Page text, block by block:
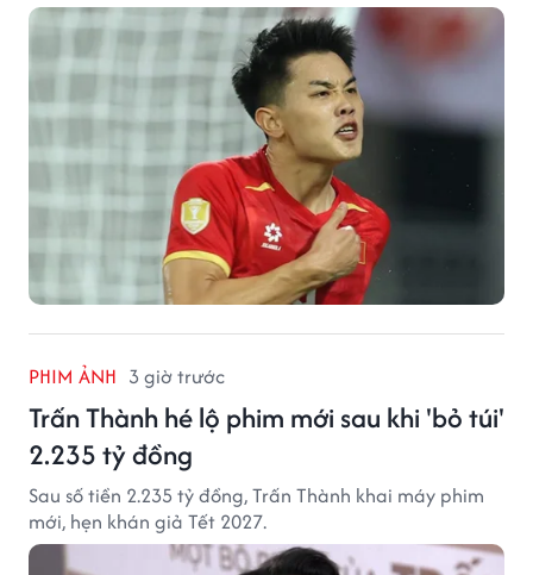
PHIM ẢNH 3 giờ trước
Trấn Thành hé lộ phim mới sau khi 'bỏ túi'
2.235 tỷ đồng
Sau số tiền 2.235 tỷ đồng, Trấn Thành khai máy phim
mới, hẹn khán giả Tết 2027.